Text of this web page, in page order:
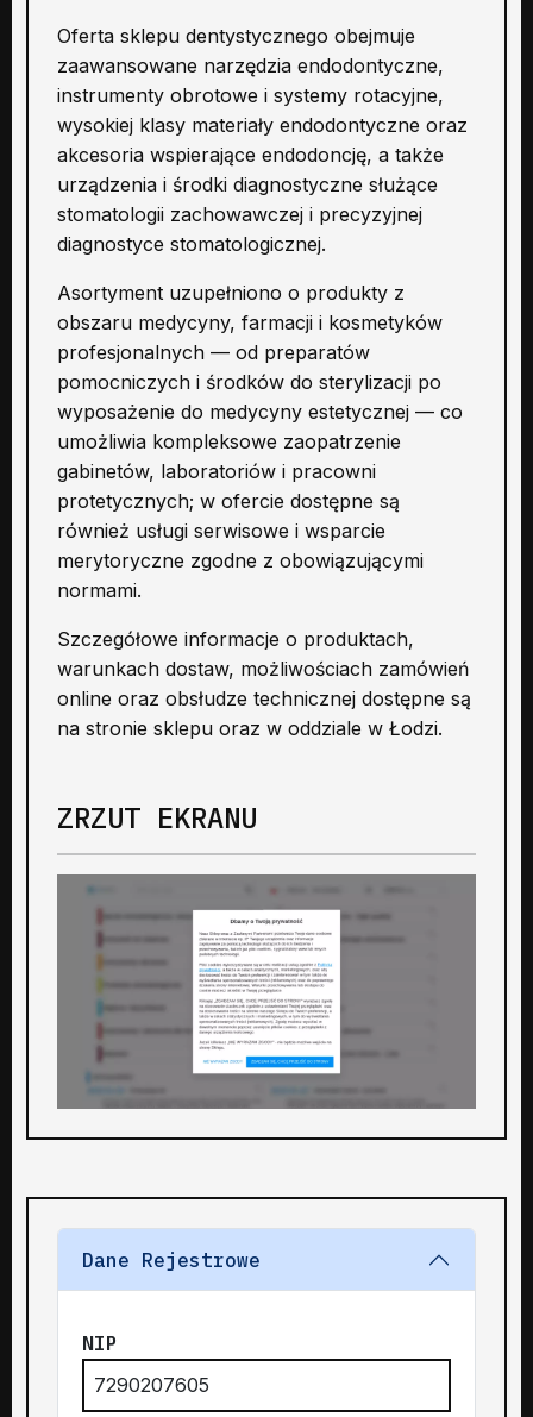
Oferta sklepu dentystycznego obejmuje
zaawansowane narzędzia endodontyczne,
instrumenty obrotowe i systemy rotacyjne,
wysokiej klasy materiały endodontyczne oraz
akcesoria wspierające endodoncję, a także
urządzenia i środki diagnostyczne służące
stomatologii zachowawczej i precyzyjnej
diagnostyce stomatologicznej.
Asortyment uzupełniono o produkty z
obszaru medycyny, farmacji i kosmetyków
profesjonalnych — od preparatów
pomocniczych i środków do sterylizacji po
wyposażenie do medycyny estetycznej — co
umożliwia kompleksowe zaopatrzenie
gabinetów, laboratoriów i pracowni
protetycznych; w ofercie dostępne są
również usługi serwisowe i wsparcie
merytoryczne zgodne z obowiązującymi
normami.
Szczegółowe informacje o produktach,
warunkach dostaw, możliwościach zamówień
online oraz obsłudze technicznej dostępne są
na stronie sklepu oraz w oddziale w Łodzi.
ZRZUT EKRANU
Dane Rejestrowe
NIP
7290207605